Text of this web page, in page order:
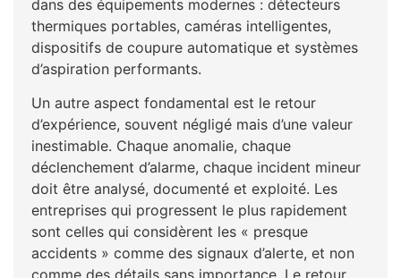
dans des équipements modernes : détecteurs
thermiques portables, caméras intelligentes,
dispositifs de coupure automatique et systèmes
d’aspiration performants.
Un autre aspect fondamental est le retour
d’expérience, souvent négligé mais d’une valeur
inestimable. Chaque anomalie, chaque
déclenchement d’alarme, chaque incident mineur
doit être analysé, documenté et exploité. Les
entreprises qui progressent le plus rapidement
sont celles qui considèrent les « presque
accidents » comme des signaux d’alerte, et non